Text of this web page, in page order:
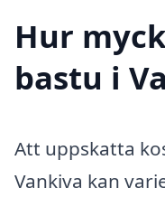
Hur
bastu i
Att uppskatta
Vankiva kan